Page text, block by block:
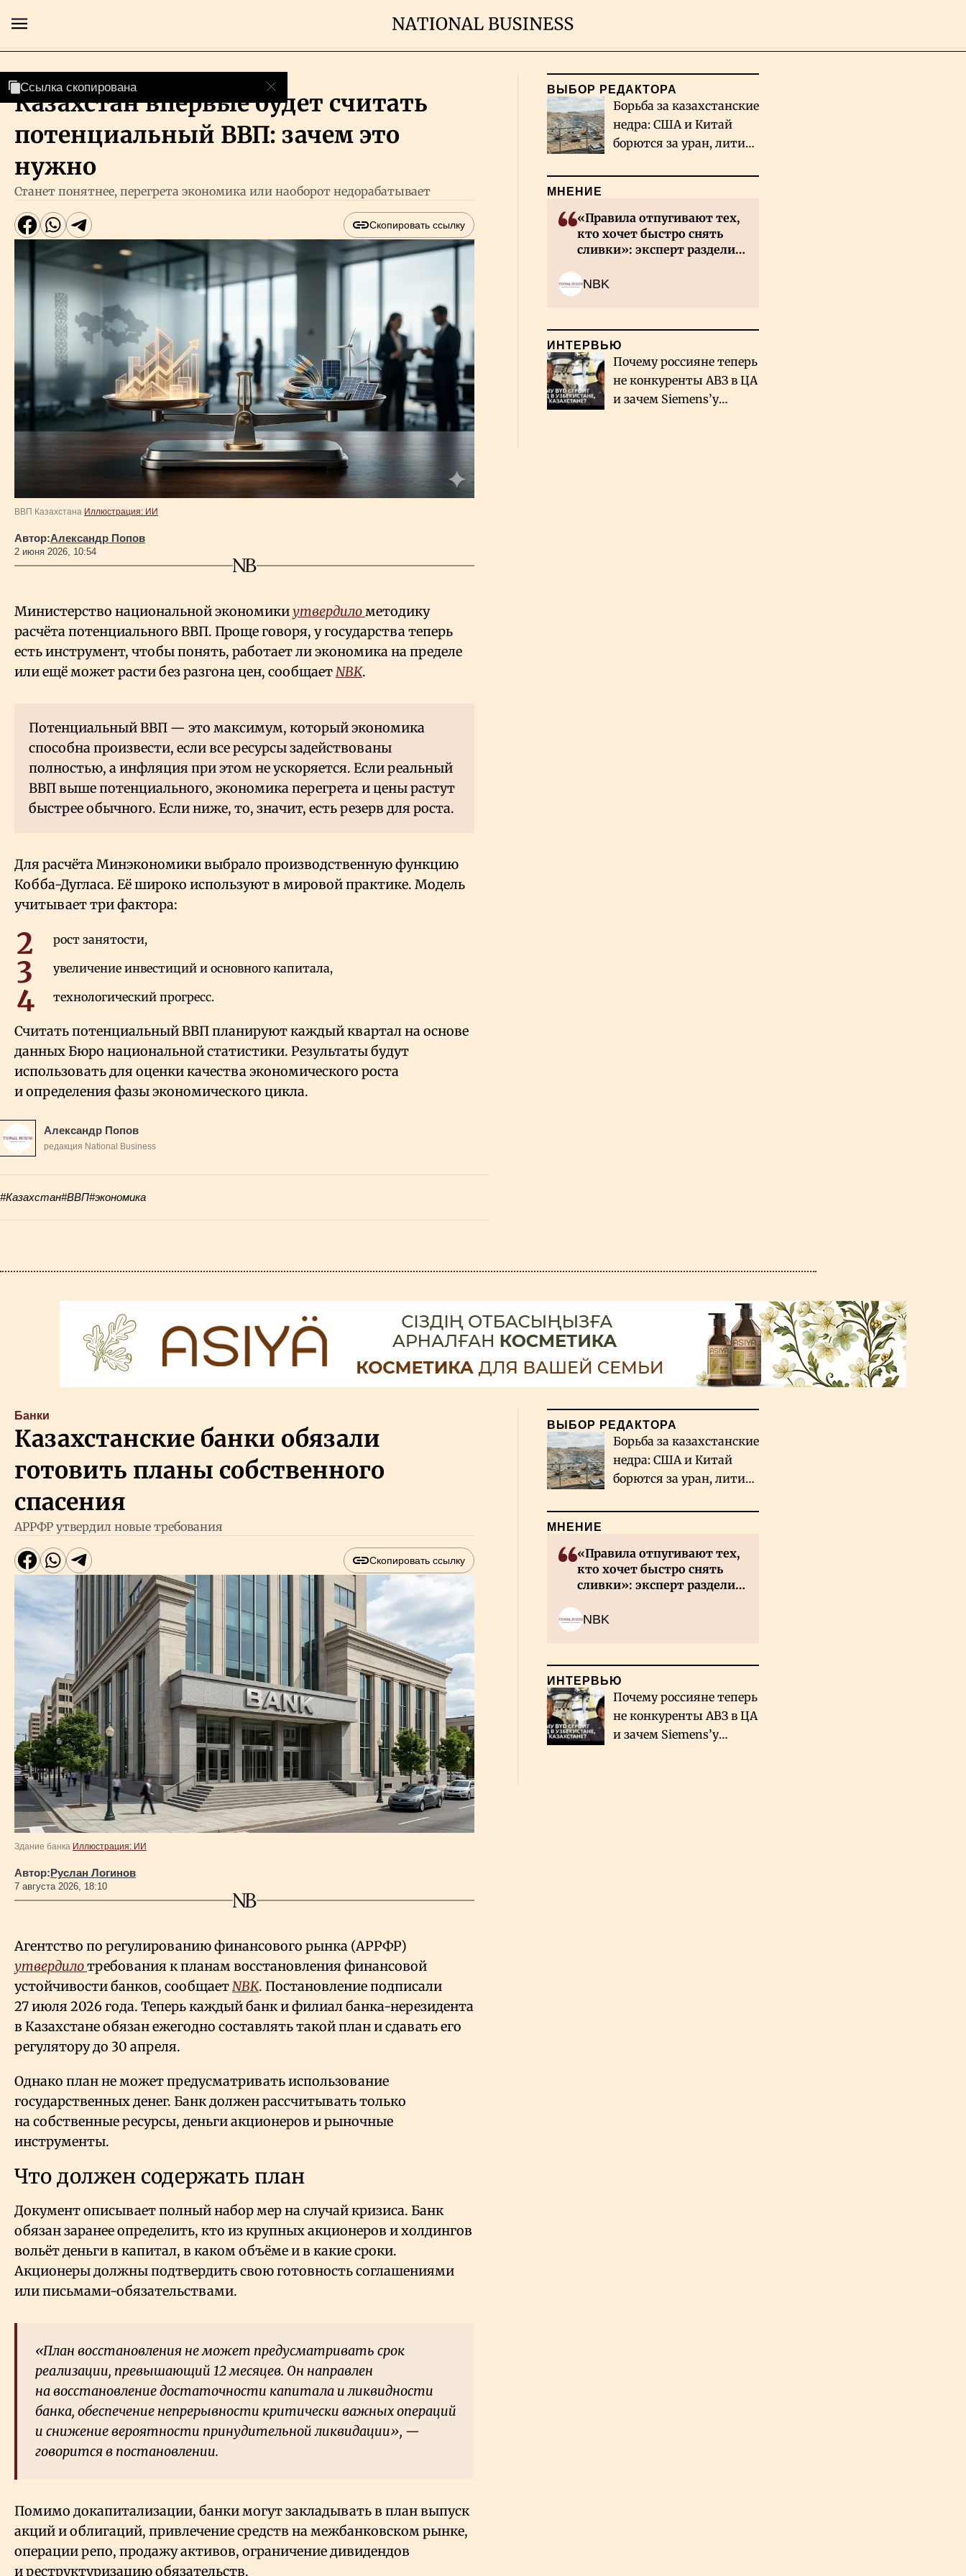
Главная
Бизнес
Рынки
Технологии
Геополитика
Исследования
Life & Arts
О нас
Экономика
Казахстан впервые будет считать
потенциальный ВВП: зачем это
нужно
Станет понятнее, перегрета экономика или наоборот недорабатывает
Скопировать ссылку
Ссылка скопирована
ВВП Казахстана Иллюстрация: ИИ
Автор:Александр Попов
2 июня 2026, 10:54
Министерство национальной экономикиутвердило методику
расчёта потенциального ВВП. Проще говоря, у государства теперь
есть инструмент, чтобы понять, работает ли экономика на пределе
или ещё может расти без разгона цен, сообщает NBK.
Потенциальный ВВП — это максимум, который экономика
способна произвести, если все ресурсы задействованы
полностью, а инфляция при этом не ускоряется. Если реальный
ВВП выше потенциального, экономика перегрета и цены растут
быстрее обычного. Если ниже, то, значит, есть резерв для роста.
Для расчёта Минэкономики выбрало производственную функцию
Кобба-Дугласа. Её широко используют в мировой практике. Модель
учитывает три фактора:
рост занятости,
увеличение инвестиций и основного капитала,
технологический прогресс.
Считать потенциальный ВВП планируют каждый квартал на основе
данных Бюро национальной статистики. Результаты будут
использовать для оценки качества экономического роста
и определения фазы экономического цикла.
Александр Попов
редакция National Business
#Казахстан#ВВП#экономика
ВЫБОР РЕДАКТОРА
Борьба за казахстанские
недра: США и Китай
борются за уран, литий
МНЕНИЕ
«Правила отпугивают тех,
кто хочет быстро снять
сливки»: эксперт разделил
NBK
ИНТЕРВЬЮ
Почему россияне теперь
не конкуренты АВЗ в ЦА
и зачем Siemens’у
Банки
Казахстанские банки обязали
готовить планы собственного
спасения
АРРФР утвердил новые требования
Скопировать ссылку
Ссылка скопирована
Здание банка Иллюстрация: ИИ
Автор:Руслан Логинов
7 августа 2026, 18:10
Агентство по регулированию финансового рынка (АРРФР)
утвердилотребования к планам восстановления финансовой
устойчивости банков, сообщаетNBK. Постановление подписали
27 июля 2026 года. Теперь каждый банк и филиал банка-нерезидента
в Казахстане обязан ежегодно составлять такой план и сдавать его
регулятору до 30 апреля.
Однако план не может предусматривать использование
государственных денег. Банк должен рассчитывать только
на собственные ресурсы, деньги акционеров и рыночные
инструменты.
Что должен содержать план
Документ описывает полный набор мер на случай кризиса. Банк
обязан заранее определить, кто из крупных акционеров и холдингов
вольёт деньги в капитал, в каком объёме и в какие сроки.
Акционеры должны подтвердить свою готовность соглашениями
или письмами-обязательствами.
«План восстановления не может предусматривать срок
реализации, превышающий 12 месяцев. Он направлен
на восстановление достаточности капитала и ликвидности
банка, обеспечение непрерывности критически важных операций
и снижение вероятности принудительной ликвидации», —
говорится в постановлении.
Помимо докапитализации, банки могут закладывать в план выпуск
акций и облигаций, привлечение средств на межбанковском рынке,
операции репо, продажу активов, ограничение дивидендов
и реструктуризацию обязательств.
ВЫБОР РЕДАКТОРА
Борьба за казахстанские
недра: США и Китай
борются за уран, литий
МНЕНИЕ
«Правила отпугивают тех,
кто хочет быстро снять
сливки»: эксперт разделил
NBK
ИНТЕРВЬЮ
Почему россияне теперь
не конкуренты АВЗ в ЦА
и зачем Siemens’у